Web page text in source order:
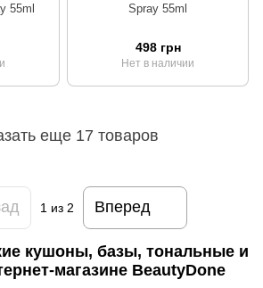
55ml
Spray 55ml
498 грн
Нет в наличии
еще 17 товаров
1 из 2 Вперед
кушоны, базы, тональные и
магазине BeautyDone